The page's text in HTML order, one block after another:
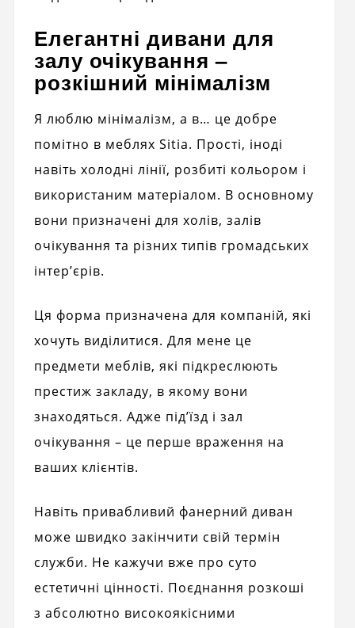
Елегантні дивани для
залу очікування –
розкішний мінімалізм
Я люблю мінімалізм, а в… це добре
помітно в меблях Sitia. Прості, іноді
навіть холодні лінії, розбиті кольором і
використаним матеріалом. В основному
вони призначені для холів, залів
очікування та різних типів громадських
інтер’єрів.
Ця форма призначена для компаній, які
хочуть виділитися. Для мене це
предмети меблів, які підкреслюють
престиж закладу, в якому вони
знаходяться. Адже під’їзд і зал
очікування – це перше враження на
ваших клієнтів.
Навіть привабливий фанерний диван
може швидко закінчити свій термін
служби. Не кажучи вже про суто
естетичні цінності. Поєднання розкоші
з абсолютно високоякісними